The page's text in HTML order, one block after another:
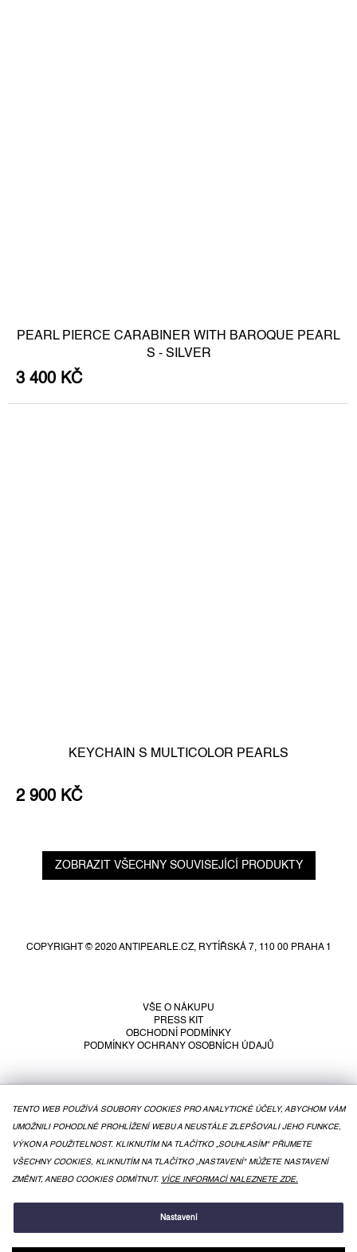
TENTO WEB POUŽÍVÁ SOUBORY COOKIES PRO ANALYTICKÉ ÚČELY, ABYCHOM VÁM
UMOŽNILI POHODLNÉ PROHLÍŽENÍ WEBU A NEUSTÁLE ZLEPŠOVALI JEHO FUNKCE,
VÝKON A POUŽITELNOST. KLIKNUTÍM NA TLAČÍTKO „SOUHLASÍM" PŘIJMETE
VŠECHNY COOKIES, KLIKNUTÍM NA TLAČÍTKO „NASTAVENÍ" MŮŽETE NASTAVENÍ
ZMĚNIT, ANEBO COOKIES ODMÍTNUT. VÍCE INFORMACÍ NALEZNETE ZDE.
Nastavení
PEARL PIERCE CARABINER WITH BAROQUE PEARL
S - SILVER
3 400 KČ
KEYCHAIN S MULTICOLOR PEARLS
2 900 KČ
ZOBRAZIT VŠECHNY SOUVISEJÍCÍ PRODUKTY
COPYRIGHT © 2020 ANTIPEARLE.CZ, RYTÍŘSKÁ 7, 110 00 PRAHA 1
VŠE O NÁKUPU
PRESS KIT
OBCHODNÍ PODMÍNKY
PODMÍNKY OCHRANY OSOBNÍCH ÚDAJŮ
VYTVOŘIL SHOPTET